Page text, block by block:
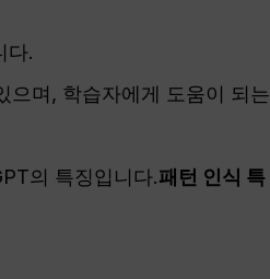
다.
으며, 학습자에게 도움이 되는
의 특징입니다.패턴 인식 특